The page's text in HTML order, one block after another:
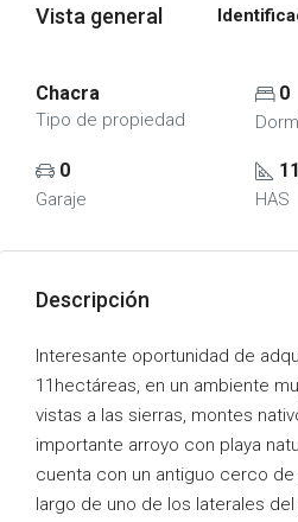
Vista general
Chacra
Tipo de propiedad
0
0
Garaje HAS
Descripción
Interesante oportunidad de
11hectáreas, en un ambiente
vistas a las sierras, montes
importante arroyo con playa
cuenta con un antiguo cerco
largo de uno de los laterales